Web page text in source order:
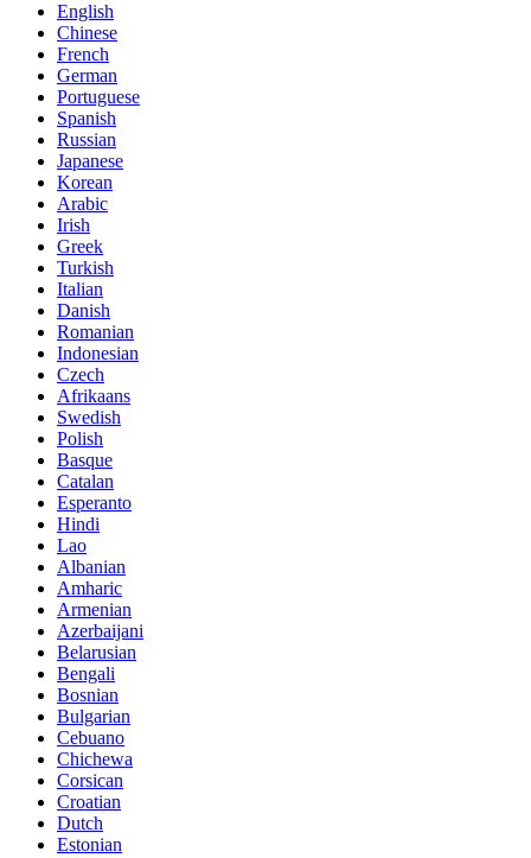
English
Chinese
French
German
Portuguese
Spanish
Russian
Japanese
Korean
Arabic
Irish
Greek
Turkish
Italian
Danish
Romanian
Indonesian
Czech
Afrikaans
Swedish
Polish
Basque
Catalan
Esperanto
Hindi
Lao
Albanian
Amharic
Armenian
Azerbaijani
Belarusian
Bengali
Bosnian
Bulgarian
Cebuano
Chichewa
Corsican
Croatian
Dutch
Estonian